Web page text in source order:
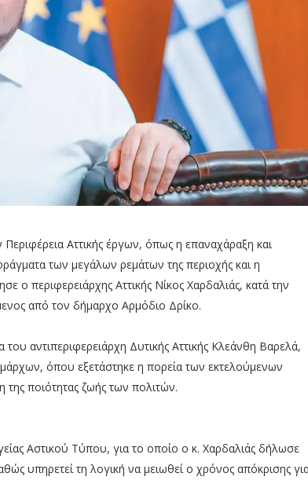
Αττικής έργων, όπως η επαναχάραξη και
των μεγάλων ρεμάτων της περιοχής και η
ο περιφερειάρχης Αττικής Νίκος Χαρδαλιάς, κατά την
από τον δήμαρχο Αρμόδιο Δρίκο.
αντιπεριφερειάρχη Δυτικής Αττικής Κλεάνθη Βαρελά,
όπου εξετάστηκε η πορεία των εκτελούμενων
ποιότητας ζωής των πολιτών.
Αστικού Τύπου, για το οποίο ο κ. Χαρδαλιάς δήλωσε
υπηρετεί τη λογική να μειωθεί ο χρόνος απόκρισης